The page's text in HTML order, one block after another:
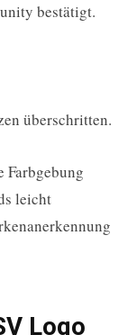
bestätigt.
überschritten.
Farbgebung
leicht
Logo